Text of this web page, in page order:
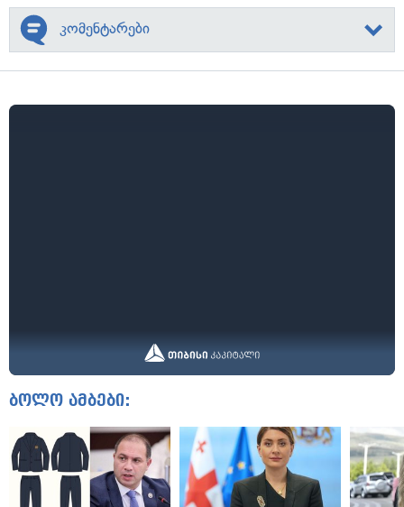
კომენტარები
ბოლო ამბები: